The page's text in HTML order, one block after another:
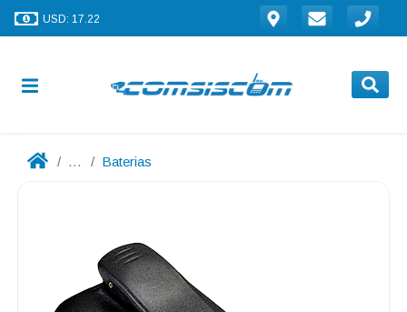
USD: 17.22
... Baterias